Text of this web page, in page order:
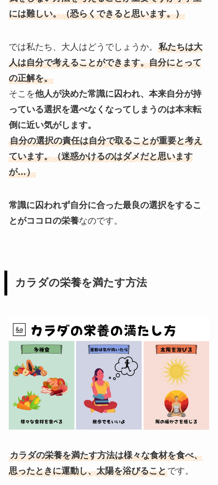
には難しい。（恐らくできると思います。）
では私たち、大人はどうでしょうか。 私たちは大
人は自分で考えることができます。自分にとって
の正解を。
そこを他人が決めた常識に囚われ、本来自分が持
っている選択を選べなくなってしまうのは本末転
倒に近い気がします。
自分の選択の責任は自分で取ることが重要と考え
ています。（迷惑かけるのはダメだと思います
が…）
常識に囚われず自分に合った最良の選択をするこ
とがココロの栄養なのです。
カラダの栄養を満たす方法
カラダの栄養を満たす方法は様々な食材を食べ、
思ったときに運動し、太陽を浴びることです。